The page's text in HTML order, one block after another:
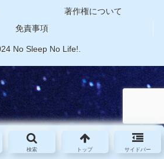
著作権について
免責事項
No Sleep No Life!.
検索 トップ サイドバー